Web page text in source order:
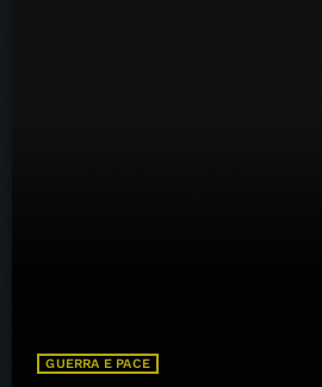
GUERRA E PACE